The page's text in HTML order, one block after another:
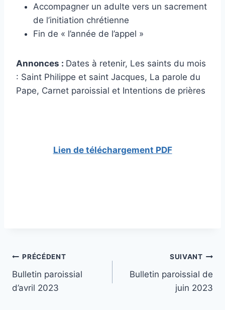
Accompagner un adulte vers un sacrement
de l’initiation chrétienne
Fin de « l’année de l’appel »
Annonces : Dates à retenir, Les saints du mois
: Saint Philippe et saint Jacques, La parole du
Pape, Carnet paroissial et Intentions de prières
Lien de téléchargement PDF
Navigation
de
PRÉCÉDENT
Bulletin paroissial
d’avril 2023
SUIVANT
Bulletin paroissial de
juin 2023